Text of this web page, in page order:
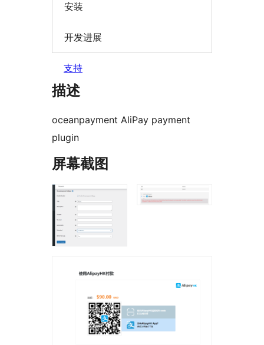
安装
开发进展
支持
描述
oceanpayment AliPay payment
plugin
屏幕截图